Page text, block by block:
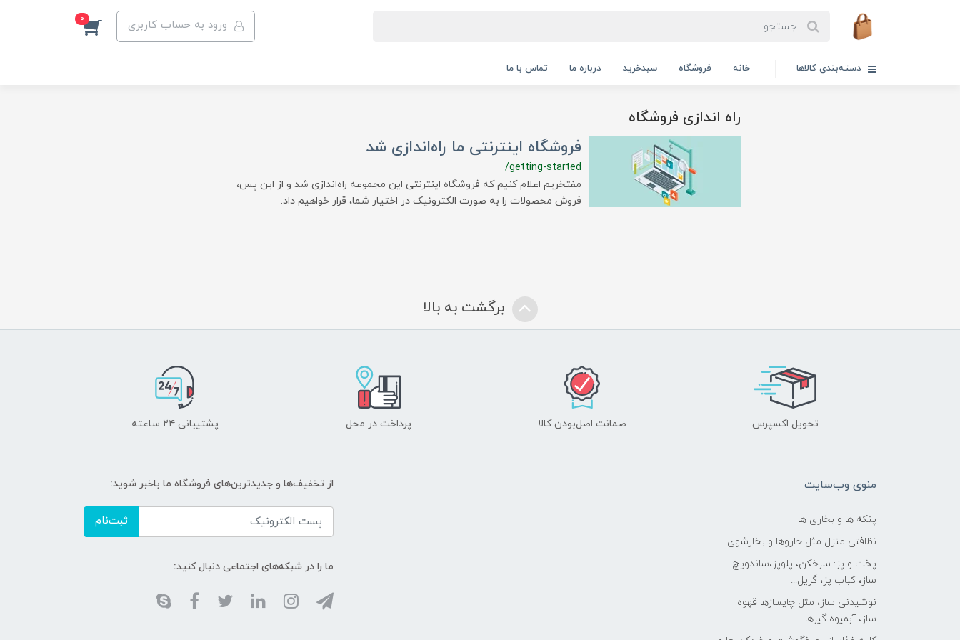
ورود به حساب کاربری 0
دسته‌بندی کالاها خانه فروشگاه سبدخرید درباره ما تماس با ما
راه اندازی فروشگاه
فروشگاه اینترنتی ما راه‌اندازی شد
/getting-started
مفتخریم اعلام کنیم که فروشگاه اینترنتی این مجموعه راه‌اندازی شد و از این پس،
فروش محصولات را به صورت الکترونیک در اختیار شما، قرار خواهیم داد.
برگشت به بالا
تحویل اکسپرس ضمانت اصل‌بودن کالا پرداخت در محل پشتیبانی ۲۴ ساعته
منوی وب‌سایت
پنکه ها و بخاری ها
نظافتی منزل مثل جاروها و بخارشوی
پخت و پز: سرخکن، پلوپز،ساندویچ
ساز، کباب پز، گریل...
نوشیدنی ساز، مثل چایسازها قهوه
ساز، آبمیوه گیرها
از تخفیف‌ها و جدیدترین‌های فروشگاه ما باخبر شوید:
ثبت‌نام
ما را در شبکه‌های اجتماعی دنبال کنید: